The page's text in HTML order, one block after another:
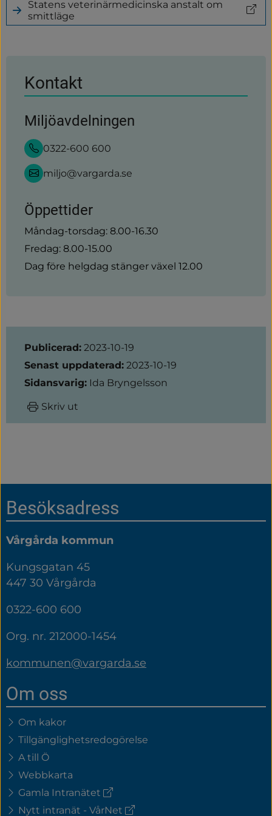
annan
webbplats)
Statens veterinärmedicinska anstalt om
smittläge
(länk
till
Kontakt
Miljöavdelningen
0322-600 600
miljo@vargarda.se
Öppettider
Måndag-torsdag: 8.00-16.30
Fredag: 8.00-15.00
Dag före helgdag stänger växel 12.00
Sidinformation
Publicerad: 2023-10-19
Senast uppdaterad: 2023-10-19
Sidansvarig: Ida Bryngelsson
Skriv ut
Sidfot
Besöksadress
Vårgårda kommun
Kungsgatan 45
447 30 Vårgårda
0322-600 600
Org. nr. 212000-1454
kommunen@vargarda.se
Om oss
Om kakor
Tillgänglighetsredogörelse
A till Ö
Webbkarta
Gamla Intranätet (extern
länk)
Nytt intranät - VårNet (extern